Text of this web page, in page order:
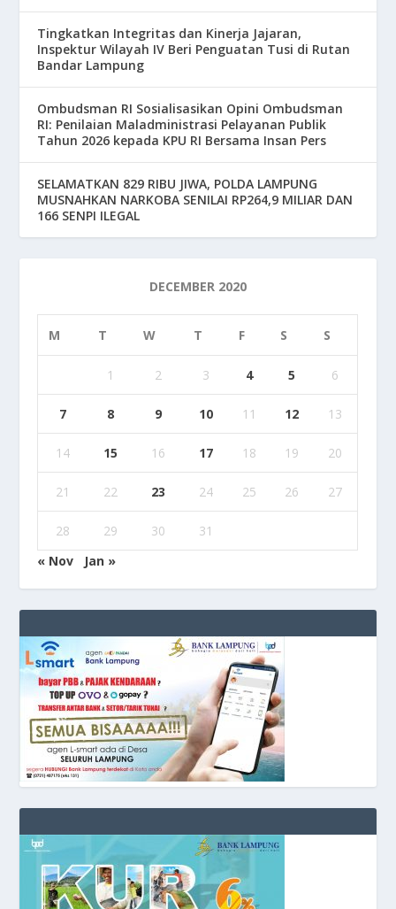
Tingkatkan Integritas dan Kinerja Jajaran,
Inspektur Wilayah IV Beri Penguatan Tusi di Rutan
Bandar Lampung
Ombudsman RI Sosialisasikan Opini Ombudsman
RI: Penilaian Maladministrasi Pelayanan Publik
Tahun 2026 kepada KPU RI Bersama Insan Pers
SELAMATKAN 829 RIBU JIWA, POLDA LAMPUNG
MUSNAHKAN NARKOBA SENILAI RP264,9 MILIAR DAN
166 SENPI ILEGAL
DECEMBER 2020
M T W T F S S
1 2 3 4 5 6
7 8 9 10 11 12 13
14 15 16 17 18 19 20
21 22 23 24 25 26 27
28 29 30
31
« Nov
Jan »